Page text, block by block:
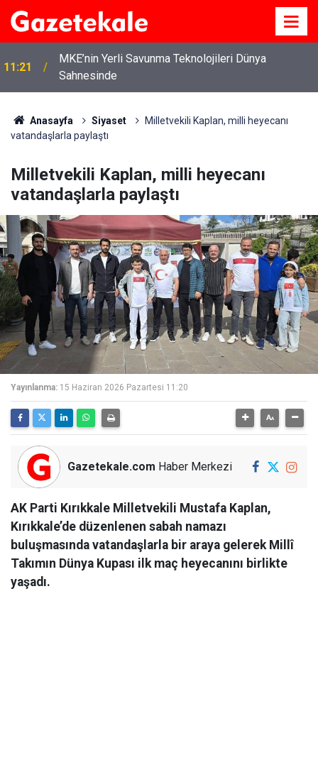
11:21
MKE’nin Yerli Savunma Teknolojileri Dünya
Sahnesinde
Anasayfa Siyaset
Milletvekili Kaplan, milli heyecanı
vatandaşlarla paylaştı
Milletvekili Kaplan, milli heyecanı
vatandaşlarla paylaştı
Yayınlanma: 15 Haziran 2026 Pazartesi 11:20
Gazetekale.com Haber Merkezi
AK Parti Kırıkkale Milletvekili Mustafa Kaplan,
Kırıkkale’de düzenlenen sabah namazı
buluşmasında vatandaşlarla bir araya gelerek Millî
Takımın Dünya Kupası ilk maç heyecanını birlikte
yaşadı.